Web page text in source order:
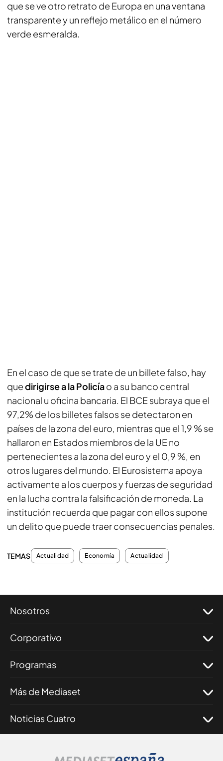
que se ve otro retrato de Europa en una ventana
transparente y un reflejo metálico en el número
verde esmeralda.
En el caso de que se trate de un billete falso, hay
quedirigirse a la Policíao a su banco central
nacional u oficina bancaria. El BCE subraya que el
97,2% de los billetes falsos se detectaron en
países de la zona del euro, mientras que el 1,9 % se
hallaron en Estados miembros de la UE no
pertenecientes a la zona del euro y el 0,9 %, en
otros lugares del mundo. El Eurosistema apoya
activamente a los cuerpos y fuerzas de seguridad
en la lucha contra la falsificación de moneda. La
institución recuerda que pagar con ellos supone
un delito que puede traer consecuencias penales.
TEMAS Actualidad Economía Actualidad
Nosotros
Corporativo
Programas
Más de Mediaset
Noticias Cuatro